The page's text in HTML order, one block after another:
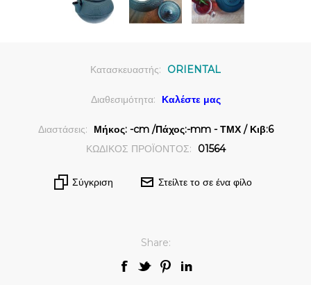
Κατασκευαστής: ORIENTAL
Διαθεσιμότητα: Καλέστε μας
Διαστάσεις:
Μήκος: -cm /Πάχος:-mm - ΤΜΧ / Κιβ:6
ΚΩΔΙΚΟΣ ΠΡΟΪΟΝΤΟΣ:
01564
Σύγκριση Στείλτε το σε ένα φίλο
Share: